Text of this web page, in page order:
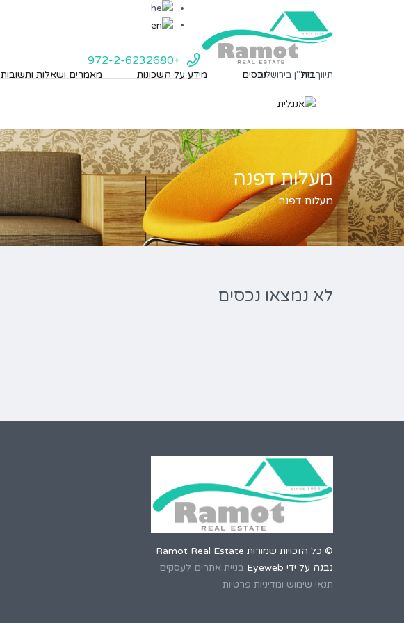
תיווך נדל"ן בירושלים
+972-2-6232680
בית נכסים מידע על השכונות מאמרים ושאלות ותשובות
מעלות דפנה
מעלות דפנה
לא נמצאו נכסים
© כל הזכויות שמורות Ramot Real Estate
נבנה על ידי Eyeweb
בניית אתרים לעסקים
תנאי שימוש ומדיניות פרטיות